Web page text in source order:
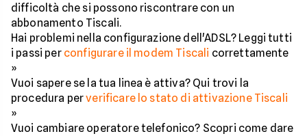
difficoltà che si possono riscontrare con un
abbonamento Tiscali.
Hai problemi nella configurazione dell'ADSL? Leggi tutti
i passi per configurare il modem Tiscali correttamente
»
Vuoi sapere se la tua linea è attiva? Qui trovi la
procedura perverificare lo stato di attivazione Tiscali
»
Vuoi cambiare operatore telefonico? Scopri come dare